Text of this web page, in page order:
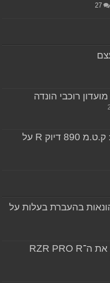
27
רוכבי הונדה
השקה מקומית: ק.ט.מ 890 דיוק R על
בהעברת בעלות על
פולריס חושפת את ה־RZR PRO R